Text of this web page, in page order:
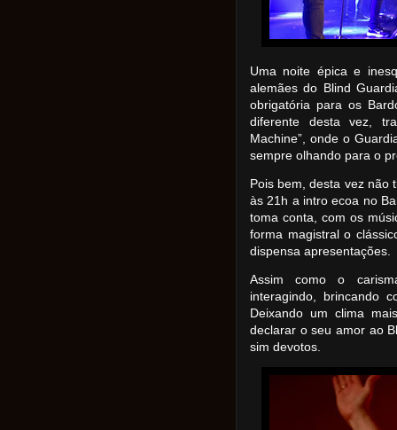
Uma noite épica e
alemães do Blind
obrigatória para os
diferente desta vez,
Machine”, onde o
sempre olhando para o
Pois bem, desta vez não
às 21h a intro ecoa no
toma conta, com os
forma magistral o
dispensa apresentações.
Assim como o
interagindo, brincando
Deixando um clima
declarar o seu amor ao
sim devotos.